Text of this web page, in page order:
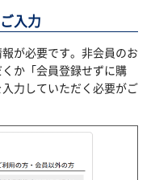
入力
が必要です。非会員のお
か「会員登録せずに購
力していただく必要がご